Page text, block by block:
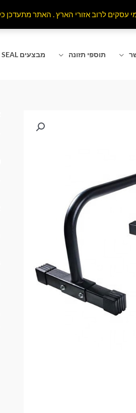
תוספי תזונה מבצעים SEAL